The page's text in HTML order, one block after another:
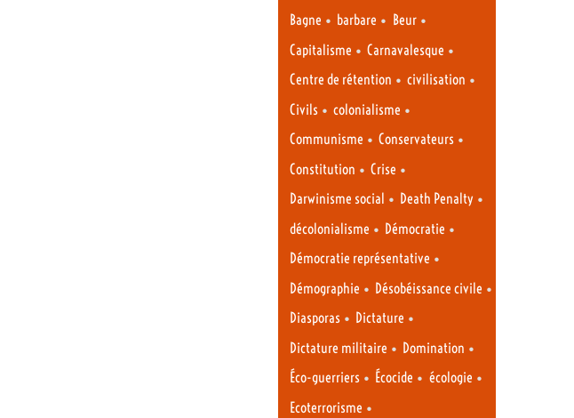
Bagne • barbare • Beur•
Capitalisme • Carnavalesque •
Centre de rétention • civilisation •
Civils • colonialisme •
Communisme • Conservateurs •
Constitution • Crise •
Darwinisme social • Death Penalty •
décolonialisme • Démocratie •
Démocratie représentative •
Démographie • Désobéissance civile •
Diasporas • Dictature •
Dictature militaire • Domination •
Éco-guerriers • Écocide • écologie •
Ecoterrorisme •